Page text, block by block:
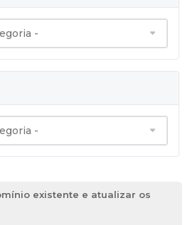
existente e atualizar os